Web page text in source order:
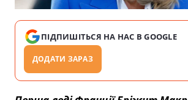
ПІДПИШІТЬСЯ НА НАС В GOOGLE
ДОДАТИ ЗАРАЗ